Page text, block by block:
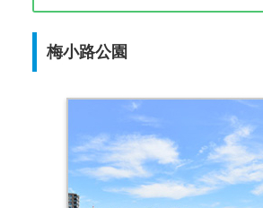
梅小路公園